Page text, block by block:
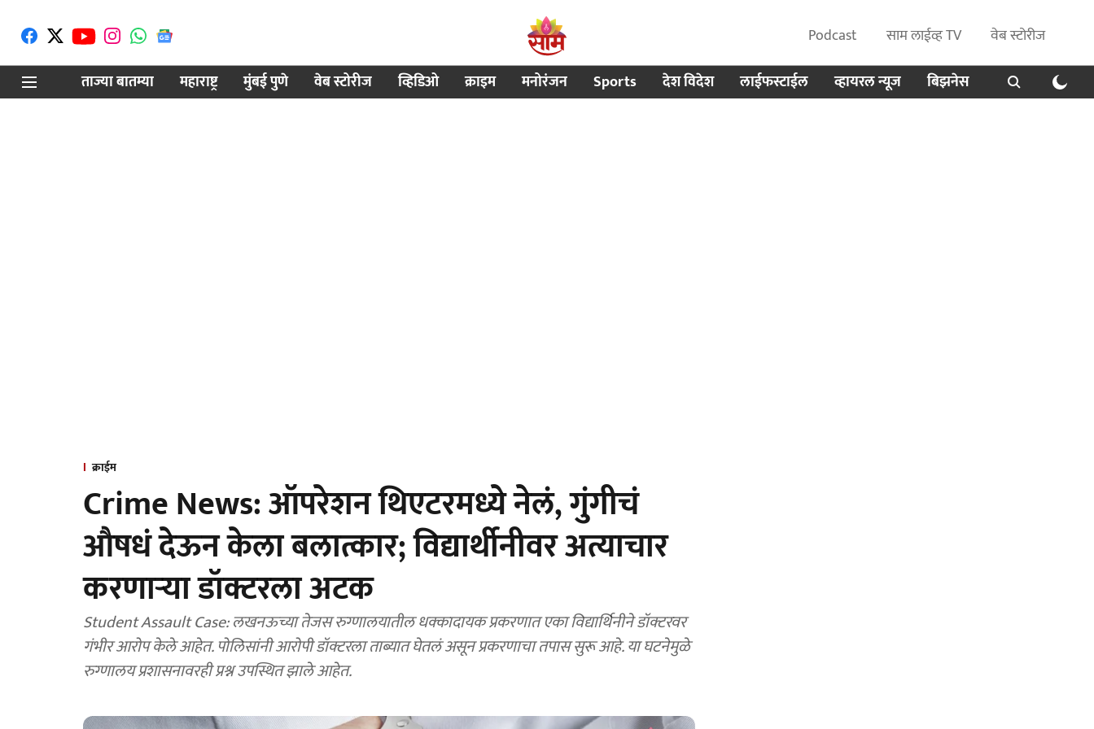
Podcast साम लाईव्ह TV
वेब स्टोरीज
ताज्या बातम्या
महाराष्ट्र मुंबई पुणे वेब स्टोरीज व्हिडिओ क्राइम मनोरंजन Sports देश विदेश लाईफस्टाईल व्हायरल न्यूज बिझनेस
क्राईम
Crime News: ऑपरेशन थिएटरमध्ये नेलं, गुंगीचं
औषधं देऊन केला बलात्कार; विद्यार्थीनीवर अत्याचार
करणाऱ्या डॉक्टरला अटक
Student Assault Case: लखनऊच्या तेजस रुग्णालयातील धक्कादायक प्रकरणात एका विद्यार्थिनीने डॉक्टरवर
गंभीर आरोप केले आहेत. पोलिसांनी आरोपी डॉक्टरला ताब्यात घेतलं असून प्रकरणाचा तपास सुरू आहे. या घटनेमुळे
रुग्णालय प्रशासनावरही प्रश्न उपस्थित झाले आहेत.